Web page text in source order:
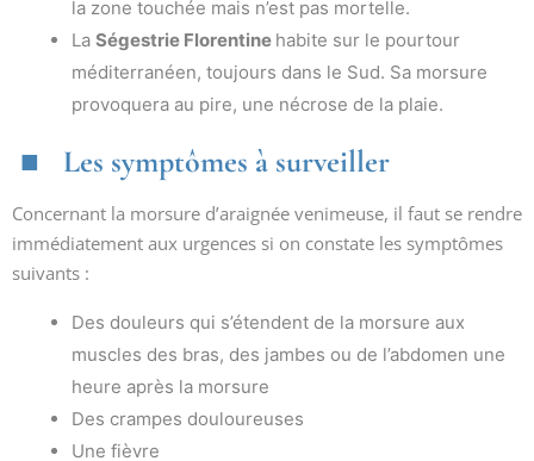
la zone touchée mais n’est pas mortelle.
La Ségestrie Florentine habite sur le pourtour
méditerranéen, toujours dans le Sud. Sa morsure
provoquera au pire, une nécrose de la plaie.
Les symptômes à surveiller
Concernant la morsure d’araignée venimeuse, il faut se rendre
immédiatement aux urgences si on constate les symptômes
suivants :
Des douleurs qui s’étendent de la morsure aux
muscles des bras, des jambes ou de l’abdomen une
heure après la morsure
Des crampes douloureuses
Une fièvre